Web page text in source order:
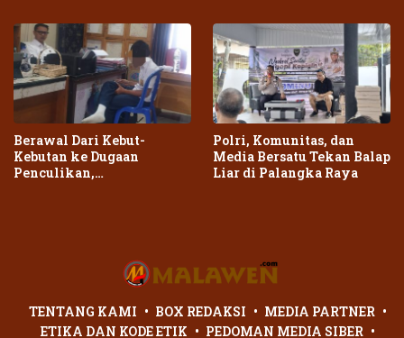
Berawal Dari Kebut-
Kebutan ke Dugaan
Penculikan,
Polri, Komunitas, dan
Media Bersatu Tekan Balap
Liar di Palangka Raya
TENTANG KAMI BOX REDAKSI
MEDIA PARTNER
ETIKA DAN KODE ETIK
PEDOMAN MEDIA SIBER